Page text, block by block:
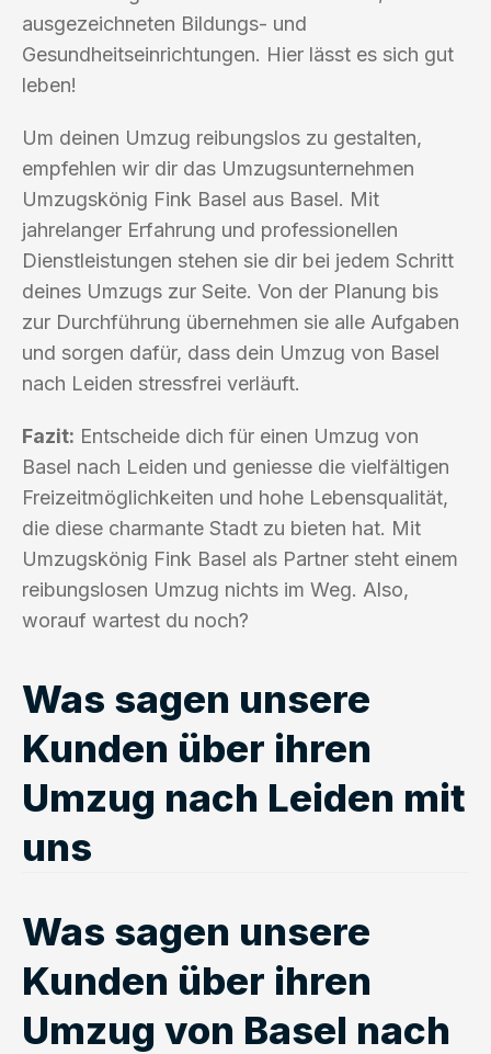
ausgezeichneten Bildungs- und
Gesundheitseinrichtungen. Hier lässt es sich gut
leben!
Um deinen Umzug reibungslos zu gestalten,
empfehlen wir dir das Umzugsunternehmen
Umzugskönig Fink Basel aus Basel. Mit
jahrelanger Erfahrung und professionellen
Dienstleistungen stehen sie dir bei jedem Schritt
deines Umzugs zur Seite. Von der Planung bis
zur Durchführung übernehmen sie alle Aufgaben
und sorgen dafür, dass dein Umzug von Basel
nach Leiden stressfrei verläuft.
Fazit: Entscheide dich für einen Umzug von
Basel nach Leiden und geniesse die vielfältigen
Freizeitmöglichkeiten und hohe Lebensqualität,
die diese charmante Stadt zu bieten hat. Mit
Umzugskönig Fink Basel als Partner steht einem
reibungslosen Umzug nichts im Weg. Also,
worauf wartest du noch?
Was sagen unsere
Kunden über ihren
Umzug nach Leiden mit
uns
Was sagen unsere
Kunden über ihren
Umzug von Basel nach